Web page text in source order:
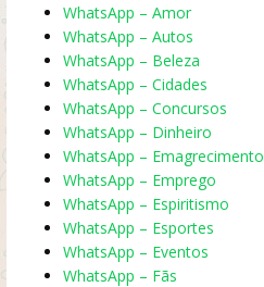
WhatsApp – Amor
WhatsApp – Autos
WhatsApp – Beleza
WhatsApp – Cidades
WhatsApp – Concursos
WhatsApp – Dinheiro
WhatsApp – Emagrecimento
WhatsApp – Emprego
WhatsApp – Espiritismo
WhatsApp – Esportes
WhatsApp – Eventos
WhatsApp – Fãs